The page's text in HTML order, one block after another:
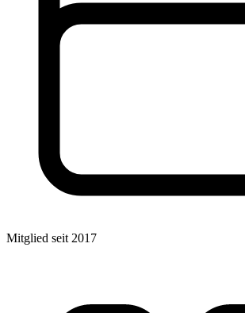
Mitglied seit 2017